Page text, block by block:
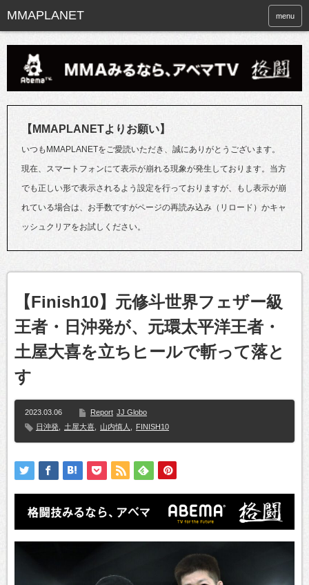
menu
【MMAPLANETよりお願い】
いつもMMAPLANETをご愛読いただき、誠にありがとうございます。
現在、スマートフォンにて表示が崩れる現象が発生しております。当方
でも正しい形で表示されるよう設定を行っておりますが、もし表示が崩
れている場合は、お手数ですがページの再読み込み（リロード）かキャ
ッシュクリアをお試しください。
【Finish10】元修斗世界フェザー級
王者・日沖発が、元環太平洋王者・
土屋大喜を立ちヒールで斬って落と
す
2023.03.06 Report JJ Globo
日沖発
土屋大喜 山内慎人 FINISH10